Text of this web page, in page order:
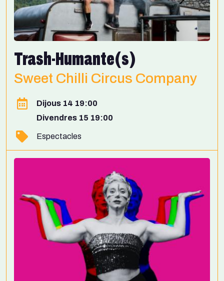
Trash-Humante(s)
Sweet Chilli Circus Company
Dijous 14 19:00
Divendres 15 19:00
Espectacles